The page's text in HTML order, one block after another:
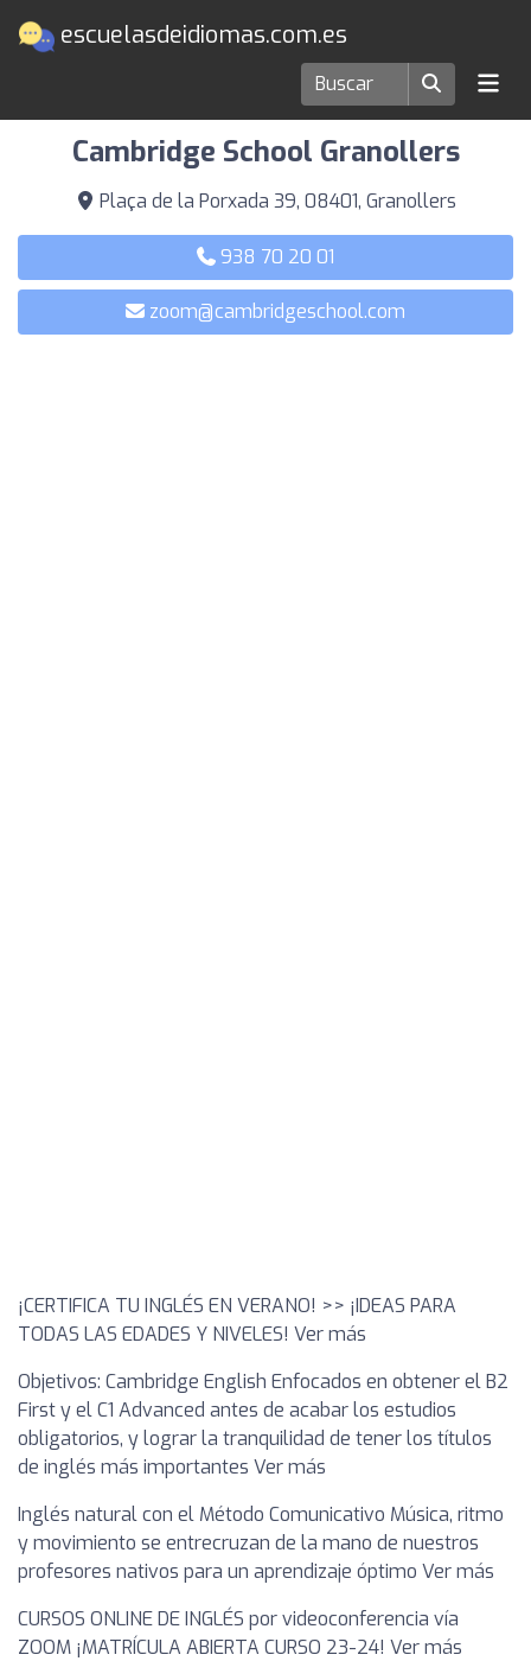
escuelasdeidiomas.com.es
Escuelas de idiomas en Granollers
Cambridge School Granollers
Plaça de la Porxada 39, 08401, Granollers
938 70 20 01
zoom@cambridgeschool.com
¡CERTIFICA TU INGLÉS EN VERANO! >> ¡IDEAS PARA
TODAS LAS EDADES Y NIVELES! Ver más
Objetivos: Cambridge English Enfocados en obtener el B2
First y el C1 Advanced antes de acabar los estudios
obligatorios, y lograr la tranquilidad de tener los títulos
de inglés más importantes Ver más
Inglés natural con el Método Comunicativo Música, ritmo
y movimiento se entrecruzan de la mano de nuestros
profesores nativos para un aprendizaje óptimo Ver más
CURSOS ONLINE DE INGLÉS por videoconferencia vía
ZOOM ¡MATRÍCULA ABIERTA CURSO 23-24! Ver más